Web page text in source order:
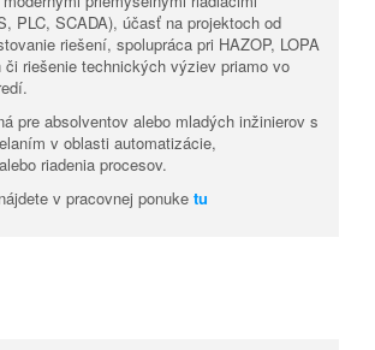
PLC, SCADA), účasť na projektoch od
riešení, spolupráca pri HAZOP, LOPA
či riešenie technických výziev priamo vo
pre absolventov alebo mladých inžinierov s
v oblasti automatizácie,
riadenia procesov.
v pracovnej ponuke tu